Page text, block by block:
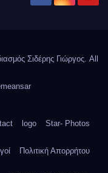
Σιδέρης Γιώργος. All
logo Star- Photos
Πολιτική Απορρήτου